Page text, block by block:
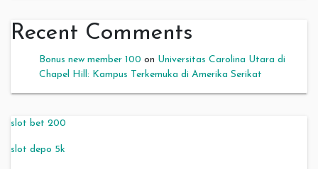
Recent Comments
Bonus new member 100 on Universitas Carolina Utara di
Chapel Hill: Kampus Terkemuka di Amerika Serikat
slot bet 200
slot depo 5k